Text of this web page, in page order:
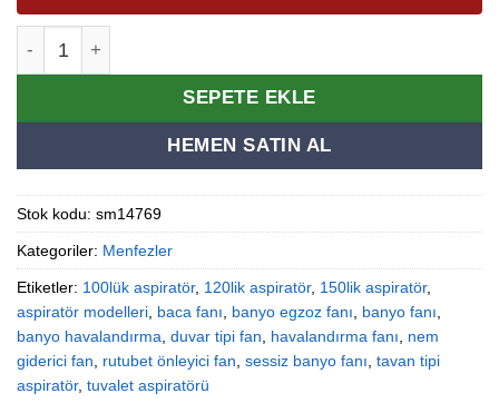
SEPETE EKLE
HEMEN SATIN AL
Alternative:
Stok kodu: sm14769
Kategoriler: Menfezler
Etiketler: 100lük aspiratör, 120lik aspiratör, 150lik aspiratör,
aspiratör modelleri, baca fanı, banyo egzoz fanı, banyo fanı,
banyo havalandırma, duvar tipi fan, havalandırma fanı, nem
giderici fan, rutubet önleyici fan, sessiz banyo fanı, tavan tipi
aspiratör, tuvalet aspiratörü